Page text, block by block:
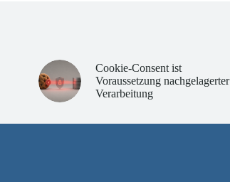
Cookie-Consent ist
Voraussetzung nachgelagerter
Verarbeitung